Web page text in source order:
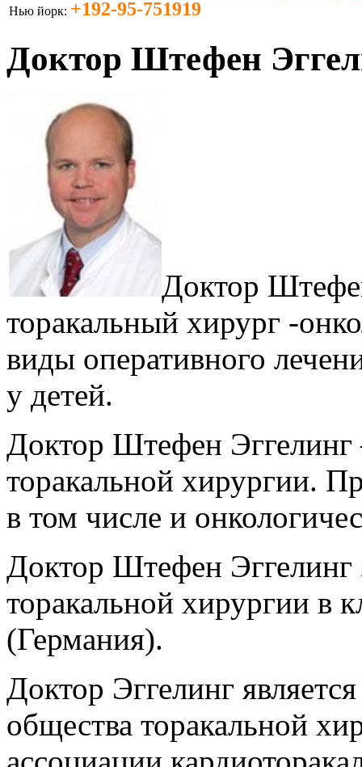
Нью йорк: +192-95-751919
Доктор Штефен
Доктор
торакальный хирург -
виды оперативного
у детей.
Доктор Штефен Эггелинг
торакальной хирургии.
в том числе и
Доктор Штефен Эггелинг
торакальной хирургии в
(Германия).
Доктор Эггелинг
общества торакальной